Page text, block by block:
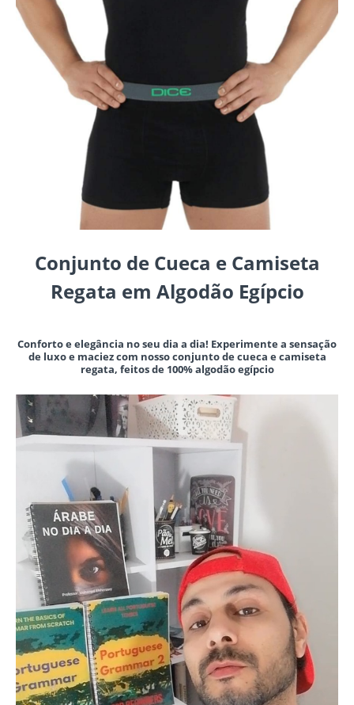
Conjunto de Cueca e Camiseta
Regata em Algodão Egípcio
Conforto e elegância no seu dia a dia! Experimente a sensação
de luxo e maciez com nosso conjunto de cueca e camiseta
regata, feitos de 100% algodão egípcio